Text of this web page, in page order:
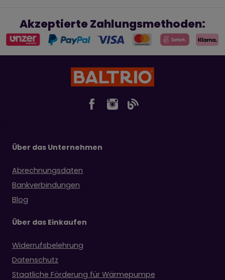
Akzeptierte Zahlungsmethoden:
Über das Unternehmen
Abrechnungsdaten
Bankverbindungen
Blog
Über das Einkaufen
Widerrufsbelehrung
Datenschutz
Staatliche Förderung für Wärmepumpe